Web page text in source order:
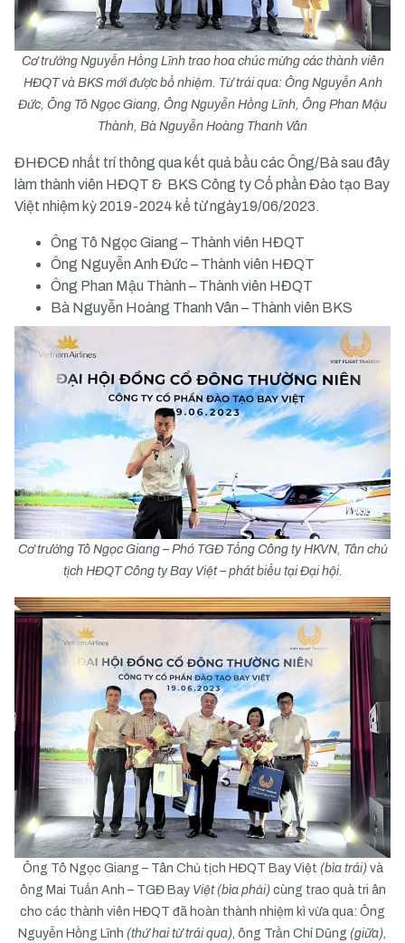
Cơ trưởng Nguyễn Hồng Lĩnh trao hoa chúc mừng các thành viên
HĐQT và BKS mới được bổ nhiệm. Từ trái qua: Ông Nguyễn Anh
Đức, Ông Tô Ngọc Giang, Ông Nguyễn Hồng Lĩnh, Ông Phan Mậu
Thành, Bà Nguyễn Hoàng Thanh Vân
ĐHĐCĐ nhất trí thông qua kết quả bầu các Ông/Bà sau đây
làm thành viên HĐQT & BKS Công ty Cổ phần Đào tạo Bay
Việt nhiệm kỳ 2019-2024 kể từ ngày19/06/2023.
Ông Tô Ngọc Giang – Thành viên HĐQT
Ông Nguyễn Anh Đức – Thành viên HĐQT
Ông Phan Mậu Thành – Thành viên HĐQT
Bà Nguyễn Hoàng Thanh Vân – Thành viên BKS
Cơ trưởng Tô Ngọc Giang – Phó TGĐ Tổng Công ty HKVN, Tân chủ
tịch HĐQT Công ty Bay Việt – phát biểu tại Đại hội.
Ông Tô Ngọc Giang – Tân Chủ tịch HĐQT Bay Việt (bìa trái)và
ông Mai Tuấn Anh – TGĐ Bay Việt (bìa phải)cùng trao quà tri ân
cho các thành viên HĐQT đã hoàn thành nhiệm kì vừa qua: Ông
Nguyễn Hồng Lĩnh (thứ hai từ trái qua) , ông Trần Chí Dũng (giữa),